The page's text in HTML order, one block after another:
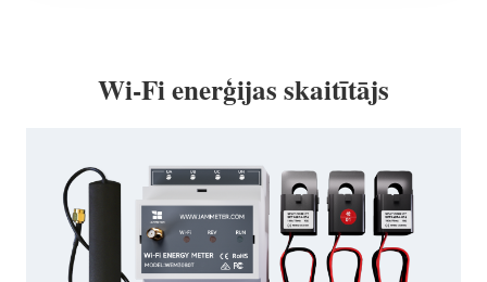
Wi-Fi enerģijas skaitītājs